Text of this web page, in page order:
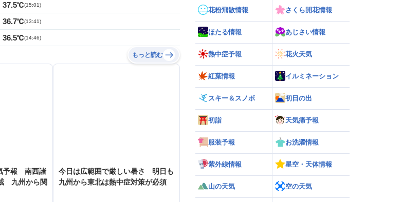
37.5℃(15:01)
36.7℃(13:41)
36.5℃(14:46)
もっと読む
予報 南西諸
九州から関
今日は広範囲で厳しい暑さ 明日も
九州から東北は熱中症対策が必須
花粉飛散情報 さくら開花情報
ほたる情報 あじさい情報
熱中症予報 花火天気
紅葉情報 イルミネーション
スキー＆スノボ 初日の出
初詣 天気痛予報
服装予報 お洗濯情報
紫外線情報 星空・天体情報
山の天気 空の天気